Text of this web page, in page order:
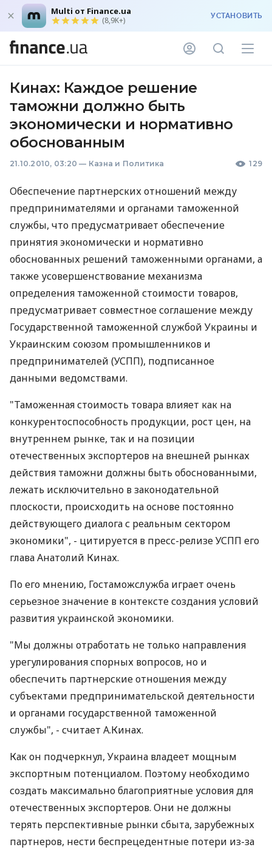
Multi от Finance.ua
(8,9K+) УСТАНОВИТЬ
Кинах: Каждое решение
таможни должно быть
экономически и нормативно
обоснованным
21.10.2010, 03:20 — Казна и Политика 129
Обеспечение партнерских отношений между
предпринимателями и органами таможенной
службы, что предусматривает обеспечение
принятия экономически и нормативно
обоснованных решений таможенными органами, а
также усовершенствование механизма
определения таможенной стоимости товаров,
предусматривает совместное соглашение между
Государственной таможенной службой Украины и
Украинским союзом промышленников и
предпринимателей (УСПП), подписанное
данными ведомствами.
"Таможенная стоимость товара влияет как на
конкурентоспособность продукции, рост цен, на
внутреннем рынке, так и на позиции
отечественных экспортеров на внешней рынках
действия таможни должны быть обоснованными,
лежать исключительно в законодательной
плоскости, происходить на основе постоянно
действующего диалога с реальным сектором
экономики", - цитируется в пресс-релизе УСПП его
глава Анатолий Кинах.
По его мнению, Гостаможслужба играет очень
серьезное значение в контексте создания условий
развития украинской экономики.
"Мы должны отработать не только направления
урегулирования спорных вопросов, но и
обеспечить партнерские отношения между
субъектами предпринимательской деятельности
и органами государственной таможенной
службы", - считает А.Кинах.
Как он подчеркнул, Украина владеет мощным
экспортным потенциалом. Поэтому необходимо
создать максимально благоприятные условия для
отечественных экспортеров. Они не должны
терять перспективные рынки сбыта, зарубежных
партнеров, нести беспрецедентные потери из-за